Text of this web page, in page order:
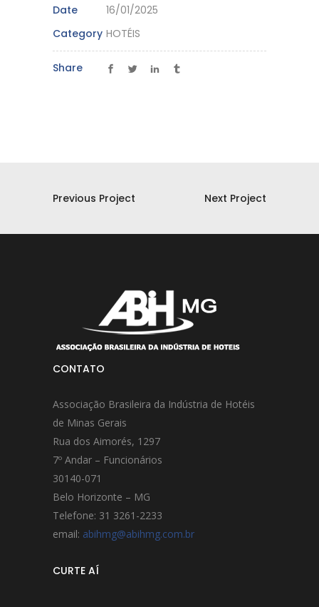
Date
16/01/2025
Category HOTÉIS
Share
Previous Project Next Project
CONTATO
Associação Brasileira da Indústria de Hotéis
de Minas Gerais
Rua dos Aimorés, 1297
7º Andar – Funcionários
30140-071
Belo Horizonte – MG
Telefone: 31 3261-2233
email: abihmg@abihmg.com.br
CURTE AÍ